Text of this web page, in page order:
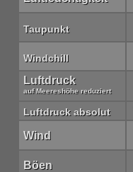
Taupunkt
Windchill
Luftdruck
auf Meereshöhe reduziert
Luftdruck absolut
Wind
Böen